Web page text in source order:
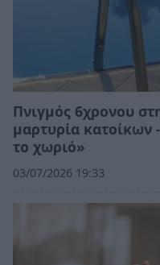
Πνιγμός 6χρονου
μαρτυρία κατοίκων
το χωριό»
03/07/2026 19:33